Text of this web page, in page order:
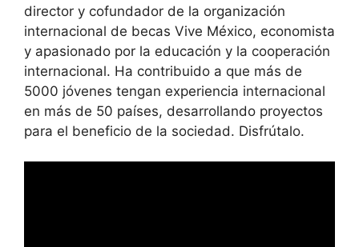
director y cofundador de la organización
internacional de becas Vive México, economista
y apasionado por la educación y la cooperación
internacional. Ha contribuido a que más de
5000 jóvenes tengan experiencia internacional
en más de 50 países, desarrollando proyectos
para el beneficio de la sociedad. Disfrútalo.